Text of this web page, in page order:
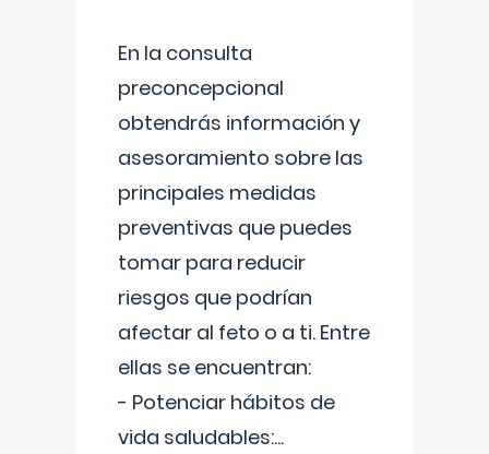
En la consulta
preconcepcional
obtendrás información y
asesoramiento sobre las
principales medidas
preventivas que puedes
tomar para reducir
riesgos que podrían
afectar al feto o a ti. Entre
ellas se encuentran:
- Potenciar hábitos de
vida saludables:...